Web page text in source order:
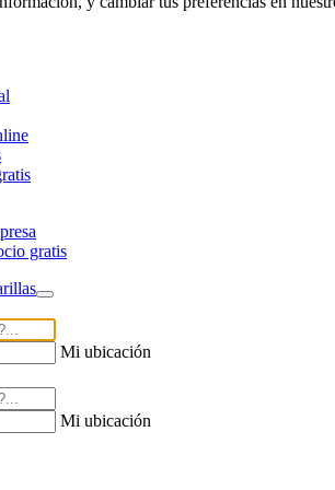
gratis
Mi ubicación
Mi ubicación